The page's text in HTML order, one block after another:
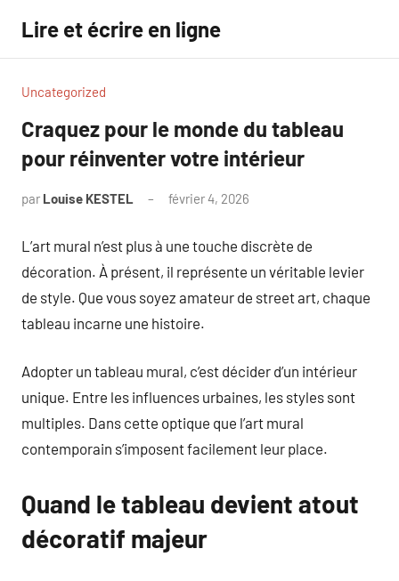
contenu
Lire et écrire en ligne
Uncategorized
Craquez pour le monde du tableau
pour réinventer votre intérieur
par Louise KESTEL février 4, 2026
L’art mural n’est plus à une touche discrète de
décoration. À présent, il représente un véritable levier
de style. Que vous soyez amateur de street art, chaque
tableau incarne une histoire.
Adopter un tableau mural, c’est décider d’un intérieur
unique. Entre les influences urbaines, les styles sont
multiples. Dans cette optique que l’art mural
contemporain s’imposent facilement leur place.
Quand le tableau devient atout
décoratif majeur